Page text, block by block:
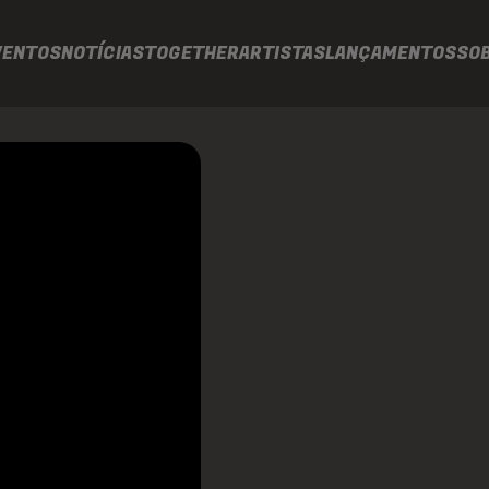
NOTÍCIASTOGETHERARTISTASLANÇAMENTOS